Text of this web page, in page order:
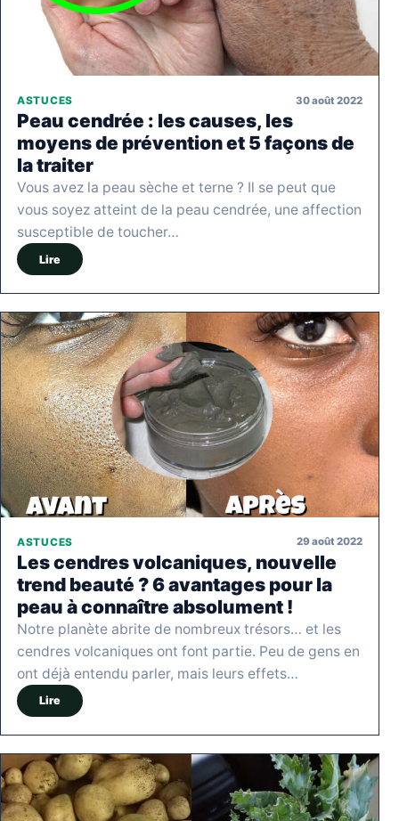
ASTUCES 30 août 2022
Peau cendrée : les causes, les
moyens de prévention et 5 façons de
la traiter
Vous avez la peau sèche et terne ? Il se peut que
vous soyez atteint de la peau cendrée, une affection
susceptible de toucher…
Lire
ASTUCES 29 août 2022
Les cendres volcaniques, nouvelle
trend beauté ? 6 avantages pour la
peau à connaître absolument !
Notre planète abrite de nombreux trésors… et les
cendres volcaniques ont font partie. Peu de gens en
ont déjà entendu parler, mais leurs effets…
Lire